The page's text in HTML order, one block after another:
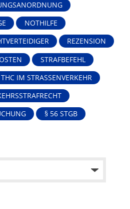
NOTHILFE
REZENSION
STRAFBEFEHL
THC IM STRASSENVERKEHR
§ 56 STGB